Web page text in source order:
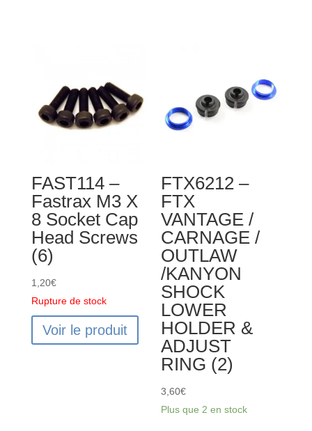
CARNAGE
BANZAI
DIFF
BEVEL
GEARS
BIG
FAST114 –
Fastrax M3 X
8 Socket Cap
Head Screws
(6)
1,20€
Rupture de stock
Voir le produit
FTX6212 –
FTX
VANTAGE /
CARNAGE /
OUTLAW
/KANYON
SHOCK
LOWER
HOLDER &
ADJUST
RING (2)
3,60€
Plus que 2 en stock